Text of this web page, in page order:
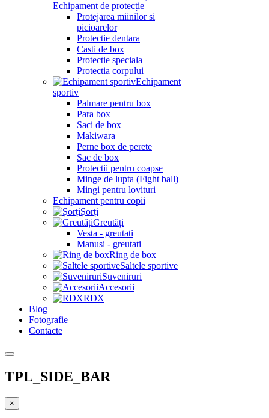
Echipament de protecție
Protejarea miinilor si
picioarelor
Protectie dentara
Casti de box
Protectie speciala
Protectia corpului
Echipament
sportiv
Palmare pentru box
Para box
Saci de box
Makiwara
Perne box de perete
Sac de box
Protectii pentru coapse
Minge de lupta (Fight ball)
Mingi pentru lovituri
Echipament pentru copii
Șorți
Greutăți
Vesta - greutati
Manusi - greutati
Ring de box
Saltele sportive
Suveniruri
Accesorii
RDX
Blog
Fotografie
Contacte
TPL_SIDE_BAR
×